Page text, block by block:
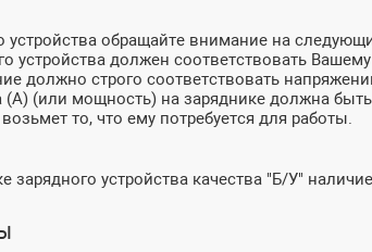
устройства обращайте внимание на
устройства должен соответствовать
должно строго соответствовать
(или мощность) на заряднике должна
то, что ему потребуется для работы.
зарядного устройства качества "Б/У"